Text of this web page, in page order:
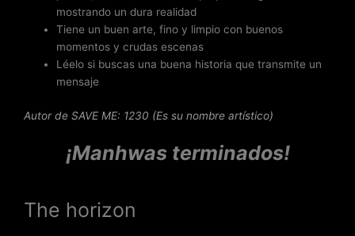
mostrando un dura realidad
Tiene un buen arte, fino y limpio con buenos
momentos y crudas escenas
Léelo si buscas una buena historia que transmite un
mensaje
Autor de SAVE ME: 1230 (Es su nombre artístico)
¡Manhwas terminados!
The horizon